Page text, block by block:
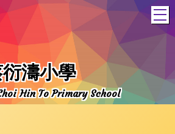
濤小學
Hin To Primary School